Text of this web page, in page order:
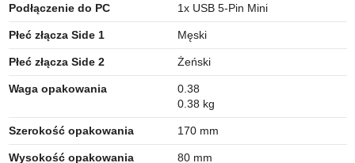
Podłączenie do PC 1x USB 5-Pin Mini
Płeć złącza Side 1 Męski
Płeć złącza Side 2 Żeński
Waga opakowania
0.38
0.38 kg
Szerokość opakowania 170 mm
Wysokość opakowania 80 mm